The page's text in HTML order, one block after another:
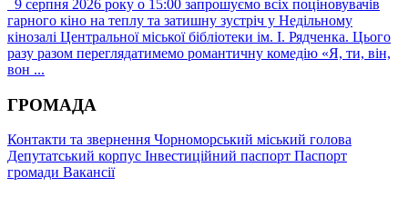
9 серпня 2026 року о 15:00 запрошуємо всіх поціновувачів
гарного кіно на теплу та затишну зустріч у Недільному
кінозалі Центральної міської бібліотеки ім. І. Рядченка. Цього
разу разом переглядатимемо романтичну комедію «Я, ти, він,
вон ...
ГРОМАДА
Контакти та звернення Чорноморський міський голова
Депутатський корпус Інвестиційний паспорт Паспорт
громади Вакансії